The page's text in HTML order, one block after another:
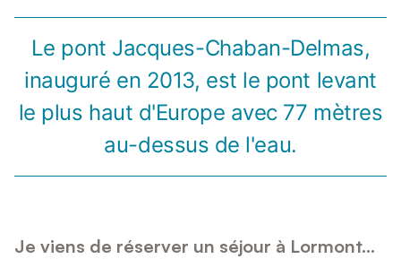
Le pont Jacques-Chaban-Delmas,
inauguré en 2013, est le pont levant
le plus haut d'Europe avec 77 mètres
au-dessus de l'eau.
Je viens de réserver un séjour à Lormont...